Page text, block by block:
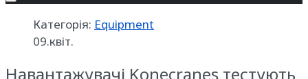
Категорія: Equipment
09.квіт.
Навантажувачі Konecranes тестують